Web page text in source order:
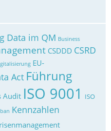
Data im QM Business
CSDDD CSRD
EU-
Act Führung
Audit ISO 9001
ISO
Kennzahlen